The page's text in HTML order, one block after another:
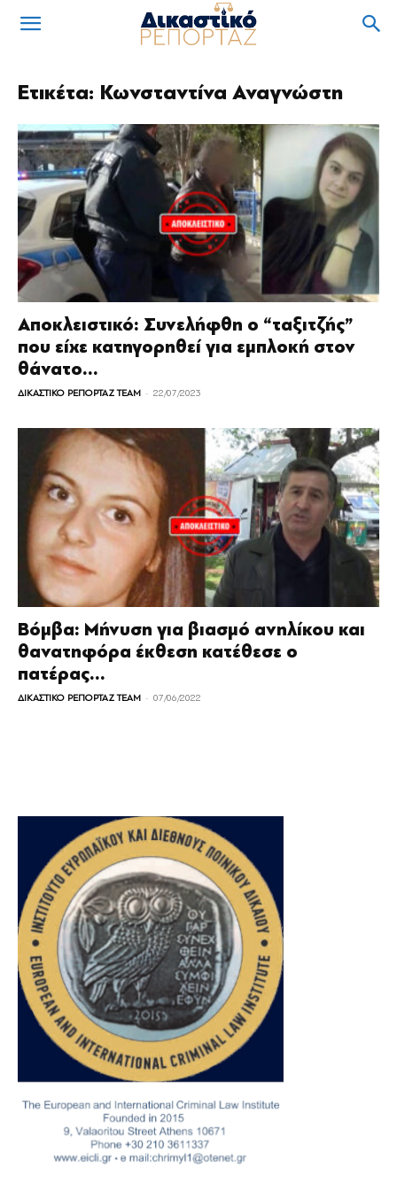
Ετικέτα: Κωνσταντίνα Αναγνώστη
Αποκλειστικό: Συνελήφθη ο “ταξιτζής”
που είχε κατηγορηθεί για εμπλοκή στον
θάνατο...
ΔΙΚΑΣΤΙΚΟ ΡΕΠΟΡΤΑΖ TEAM - 22/07/2023
Βόμβα: Μήνυση για βιασμό ανηλίκου και
θανατηφόρα έκθεση κατέθεσε ο
πατέρας...
ΔΙΚΑΣΤΙΚΟ ΡΕΠΟΡΤΑΖ TEAM - 07/06/2022